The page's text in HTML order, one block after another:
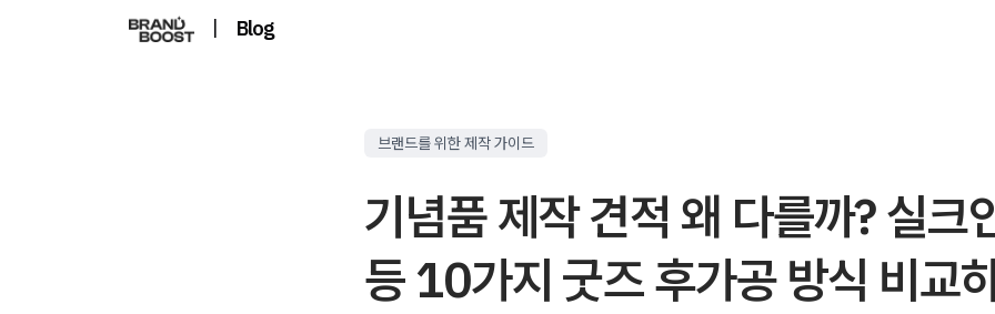
| Blog
브랜드를 위한 제작 가이드
기념품 제작 견적 왜 다를까? 실크
등 10가지 굿즈 후가공 방식 비교